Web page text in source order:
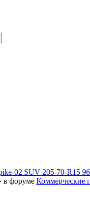
02 SUV 205-70-R15
в форуме Коммерческие